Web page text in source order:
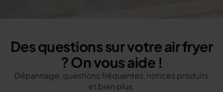
Des questions sur votre air fryer
? On vous aide !
Dépannage, questions fréquentes, notices produits
et bien plus.